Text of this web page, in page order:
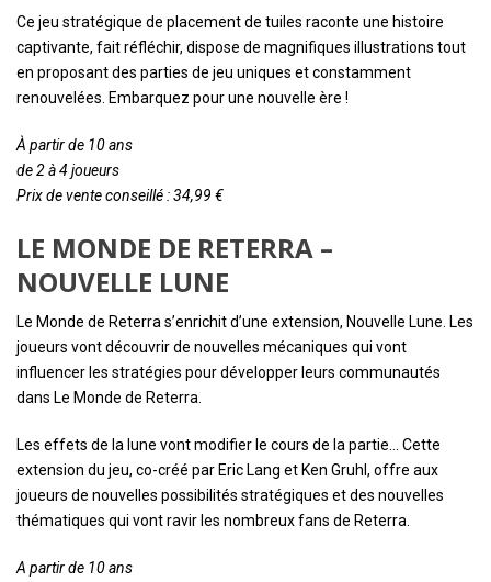
Ce jeu stratégique de placement de tuiles raconte une histoire
captivante, fait réfléchir, dispose de magnifiques illustrations tout
en proposant des parties de jeu uniques et constamment
renouvelées. Embarquez pour une nouvelle ère !
À partir de 10 ans
de 2 à 4 joueurs
Prix de vente conseillé : 34,99 €
LE MONDE DE RETERRA –
NOUVELLE LUNE
Le Monde de Reterra s’enrichit d’une extension, Nouvelle Lune. Les
joueurs vont découvrir de nouvelles mécaniques qui vont
influencer les stratégies pour développer leurs communautés
dans Le Monde de Reterra.
Les effets de la lune vont modifier le cours de la partie… Cette
extension du jeu, co-créé par Eric Lang et Ken Gruhl, offre aux
joueurs de nouvelles possibilités stratégiques et des nouvelles
thématiques qui vont ravir les nombreux fans de Reterra.
A partir de 10 ans